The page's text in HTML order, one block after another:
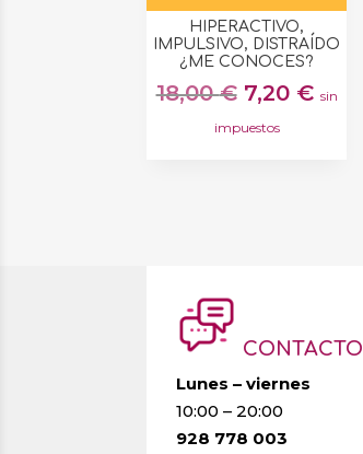
HIPERACTIVO,
IMPULSIVO, DISTRAÍDO
¿ME CONOCES?
18,00€ El
precio
7,20 €El
sin
impuestos
CONTACTO
Lunes – viernes
10:00 – 20:00
928 778 003